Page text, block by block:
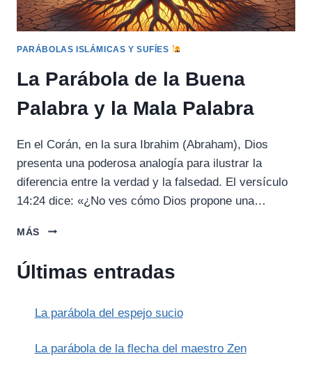
PARÁBOLAS ISLÁMICAS Y SUFÍES
La Parábola de la Buena
Palabra y la Mala Palabra
En el Corán, en la sura Ibrahim (Abraham), Dios
presenta una poderosa analogía para ilustrar la
diferencia entre la verdad y la falsedad. El versículo
14:24 dice: «¿No ves cómo Dios propone una…
MÁS
LA
LA
Y
MALA
Últimas entradas
La parábola del espejo sucio
La parábola de la flecha del maestro Zen